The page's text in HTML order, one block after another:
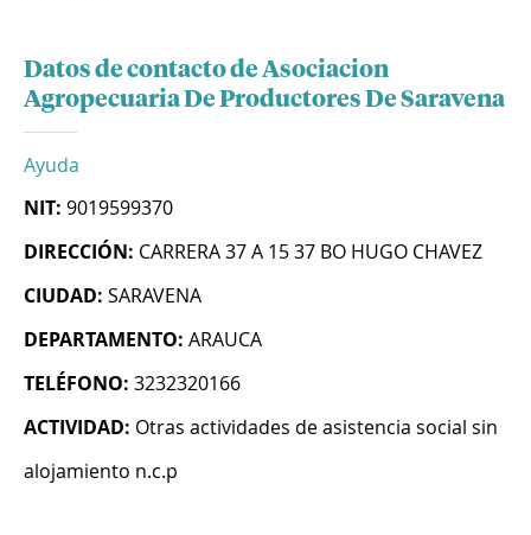
Datos de contacto de Asociacion
Agropecuaria De Productores De Saravena
Ayuda
NIT: 9019599370
DIRECCIÓN: CARRERA 37 A 15 37 BO HUGO CHAVEZ
CIUDAD: SARAVENA
DEPARTAMENTO: ARAUCA
TELÉFONO: 3232320166
ACTIVIDAD: Otras actividades de asistencia social sin
alojamiento n.c.p